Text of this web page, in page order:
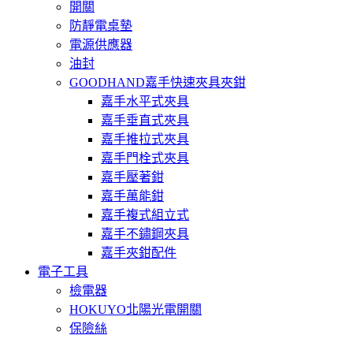
開關
防靜電桌墊
電源供應器
油封
GOODHAND嘉手快速夾具夾鉗
嘉手水平式夾具
嘉手垂直式夾具
嘉手推拉式夾具
嘉手門栓式夾具
嘉手壓著鉗
嘉手萬能鉗
嘉手複式組立式
嘉手不鏽鋼夾具
嘉手夾鉗配件
電子工具
檢電器
HOKUYO北陽光電開關
保險絲